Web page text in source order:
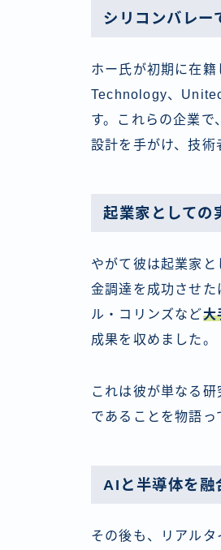
シリコンバレー
ホー氏が初期に在
Technology、
す。これらの企業
設計を手がけ、技術
起業家としての
やがて彼は起業家
金調達を成功させ
ル・コリンズなど大
成果を収めました。
これは彼が単なる
であることを物語っ
AIと半導体を融
その後も、リアル